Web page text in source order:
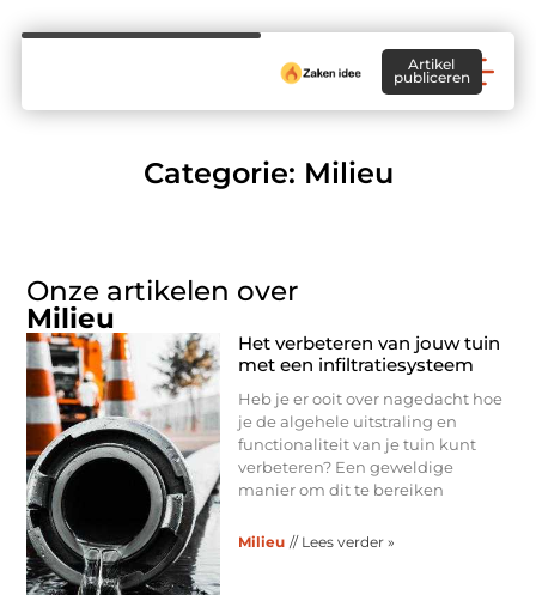
Artikel
publiceren
Categorie: Milieu
Onze artikelen over
Milieu
Het verbeteren van jouw tuin
met een infiltratiesysteem
Heb je er ooit over nagedacht hoe
je de algehele uitstraling en
functionaliteit van je tuin kunt
verbeteren? Een geweldige
manier om dit te bereiken
Milieu // Lees verder »